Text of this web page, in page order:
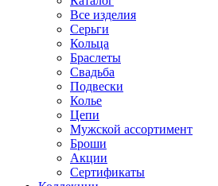
Все изделия
Серьги
Кольца
Браслеты
Свадьба
Подвески
Колье
Цепи
Мужской ассортимент
Броши
Акции
Сертификаты